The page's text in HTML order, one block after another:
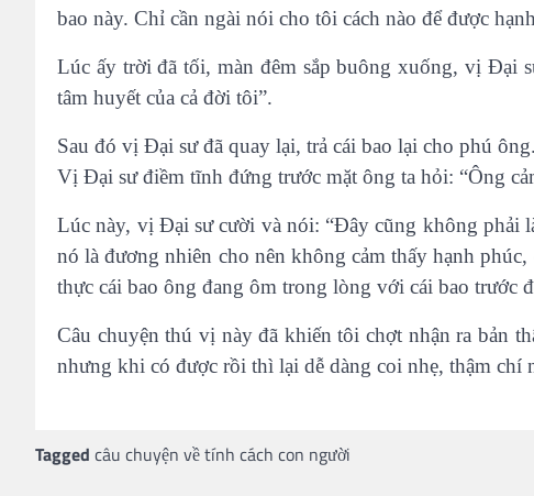
bao này. Chỉ cần ngài nói cho tôi cách nào để được
Lúc ấy trời đã tối, màn đêm sắp buông xuống, vị Đại
tâm huyết của cả đời tôi”.
Sau đó vị Đại sư đã quay lại, trả cái bao lại cho phú
Vị Đại sư điềm tĩnh đứng trước mặt ông ta hỏi: “Ông
Lúc này, vị Đại sư cười và nói: “Đây cũng không phải
nó là đương nhiên cho nên không cảm thấy hạnh
thực cái bao ông đang ôm trong lòng với cái bao trước
Câu chuyện thú vị này đã khiến tôi chợt nhận ra bản
nhưng khi có được rồi thì lại dễ dàng coi nhẹ, thậm chí
Tagged câu chuyện về tính cách con người